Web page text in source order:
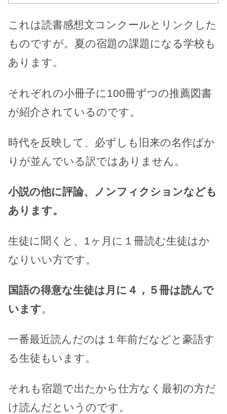
これは読書感想文コンクールとリンクした
ものですが。夏の宿題の課題になる学校も
あります。
それぞれの小冊子に100冊ずつの推薦図書
が紹介されているのです。
時代を反映して、必ずしも旧来の名作ばか
りが並んでいる訳ではありません。
小説の他に評論、ノンフィクションなども
あります。
生徒に聞くと、1ヶ月に１冊読む生徒はか
なりいい方です。
国語の得意な生徒は月に４，５冊は読んで
います。
一番最近読んだのは１年前だなどと豪語す
る生徒もいます。
それも宿題で出たから仕方なく最初の方だ
け読んだというのです。